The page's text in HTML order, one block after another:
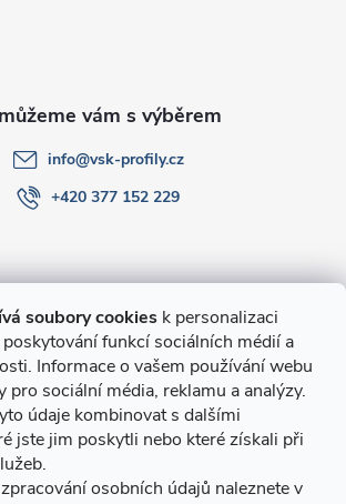
soubory cookies k personalizaci
funkcí sociálních médií a
Informace o vašem používání webu
pro sociální média, reklamu a analýzy.
údaje kombinovat s dalšími
jste jim poskytli nebo které získali při
osobních údajů naleznete v
Alusic
info@vsk-profily.cz
+420 377 152 229